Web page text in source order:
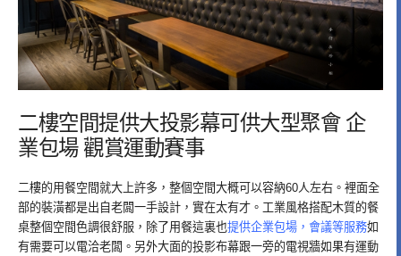
二樓空間提供大投影幕可供大型聚會 企
業包場 觀賞運動賽事
二樓的用餐空間就大上許多，整個空間大概可以容納60人左右。裡面全
部的裝潢都是出自老闆一手設計，實在太有才。工業風格搭配木質的餐
桌整個空間色調很舒服，除了用餐這裏也提供企業包場，會議等服務如
有需要可以電洽老闆。另外大面的投影布幕跟一旁的電視牆如果有運動